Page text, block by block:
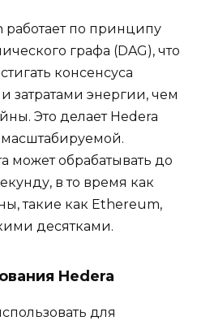
работает по принципу
графа (DAG), что
консенсуса
затратами энергии, чем
Это делает Hedera
может обрабатывать до
в то время как
такие как Ethereum,
десятками.
Hedera
для